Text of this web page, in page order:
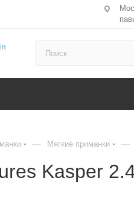
— Мягкие приманки —
Kasper